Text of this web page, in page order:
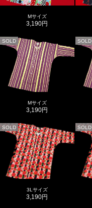
Mサイズ
3,190円
SOLD
Mサイズ
3,190円
SOLD
SOLD
3Lサイズ
3,190円
SOLD